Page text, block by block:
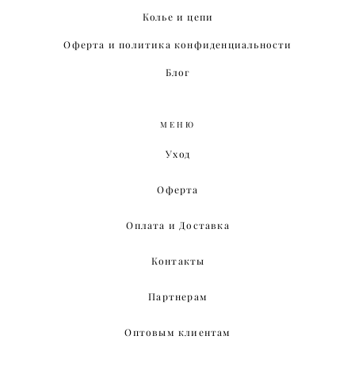
Колье и цепи
Оферта и политика конфиденциальности
Блог
МЕНЮ
Уход
Оферта
Оплата и Доставка
Контакты
Партнерам
Оптовым клиентам